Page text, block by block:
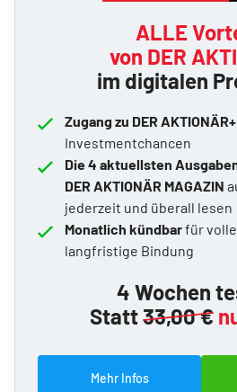
ALLE
von DER
im digitalen
Zugang zu DER AKTIONÄR+
Investmentchancen
Die 4 aktuellsten
DER AKTIONÄR MAGAZIN
jederzeit und überall lesen
Monatlich kündbarfür
langfristige Bindung
4 Wochen
Statt33,00 €
Mehr Infos